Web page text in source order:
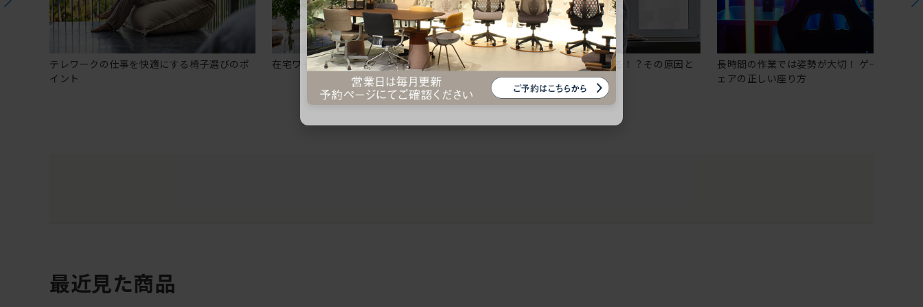
テレワークの仕事を快適にする椅子選びのポ
イント
在宅ワークにおすすめのオフィスチェア5選
椅子に座っているのに疲れる！？その原因と
疲れにくいチェアの選び方
長時間の作業では姿勢が大切！ ゲーミングチ
ェアの正しい座り方
最近見た商品